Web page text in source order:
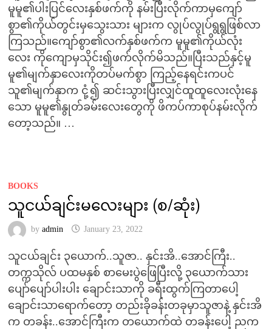
မူမူ၏ပါးပြင်လေးနှစ်ဖက်ကို နမ်းပြီးလိုက်ကာမှကျော်
စွာ၏ကိုယ်တွင်းမှသွေးသား များက လွုပ်လွုပ်ရွရွဖြစ်လာ
ကြသည်။ကျော်စွာ၏လက်နှစ်ဖက်က မူမူ၏ကိုယ်လုံး
လေး ကိုကျောမှသိုင်း၍ဖက်လိုက်မိသည်။ပြီးသည်နှင့်မူ
မူ၏မျက်နှာလေးကိုတပ်မက်စွာ ကြည့်နေရင်းကပင်
သူ၏မျက်နှာက ငုံ့၍ ဆင်းသွားပြီးလျှင်ထူထူလေးလုံးနေ
သော မူမူ၏နွုတ်ခမ်းလေးတွေကို ဖိကပ်ကာစုပ်နမ်းလိုက်
တော့သည်။ …
BOOKS
သူငယ်ချင်းမလေးများ (စ/ဆုံး)
by admin January 23, 2022
သူငယ်ချင်း ၃ယောက်..သူဇာ.. နှင်းအိ..အောင်ကြီး..
တက္ကသိုလ် ပထမနှစ် စာမေးပွဲဖြေပြီးလို့ ၃ယောက်သား
ပျော်ပျော်ပါးပါး ချောင်းသာကို ခရီးထွက်ကြတာပေါ့
ချောင်းသာရောက်တော့ တည်းခိုခန်းတခုမှာသူဇာနဲ့ နှင်းအိ
က တခန်း..အောင်ကြီးက တယောက်ထဲ တခန်းပေါ့ ညက